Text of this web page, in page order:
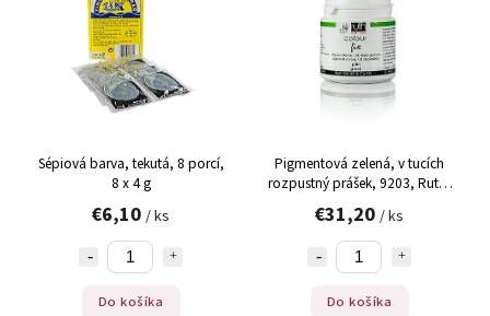
Sépiová barva, tekutá, 8 porcí,
8 x 4 g
€6,10 / ks
Do košíka
Pigmentová zelená, v tucích
rozpustný prášek, 9203, Ruth,
€31,20 / ks
Do košíka